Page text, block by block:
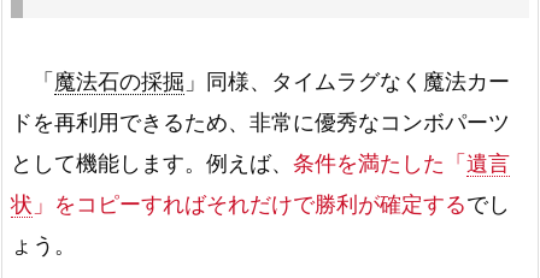
「 魔法石の採掘 」同様、タイムラグなく魔法カー
ドを再利用できるため、非常に優秀なコンボパーツ
として機能します。例えば、 条件を満たした「 遺言
状 」をコピーすればそれだけで勝利が確定するでし
ょう。